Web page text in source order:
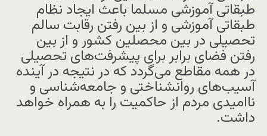
طبقاتی آموزشی مسلما باعث ایجاد نظام
طبقاتی آموزشی و از بین رفتن رقابت سالم
تحصیلی در بین محصلین کشور و از بین
رفتن فضای برابر برای پیشرفت‌های تحصیلی
در همه مقاطع می‌گردد که در نتیجه در آینده
آسیب‌های روانشناختی و جامعه‌شناسی و
ناامیدی مردم از حاکمیت را به همراه خواهد
داشت.